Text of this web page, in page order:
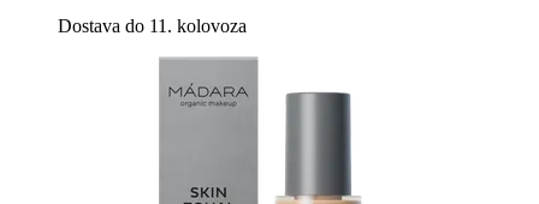
Dostava do 11. kolovoza